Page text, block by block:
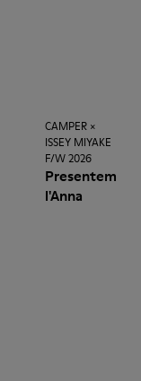
CAMPER ×
ISSEY MIYAKE
F/W 2026
Presentem
l'Anna